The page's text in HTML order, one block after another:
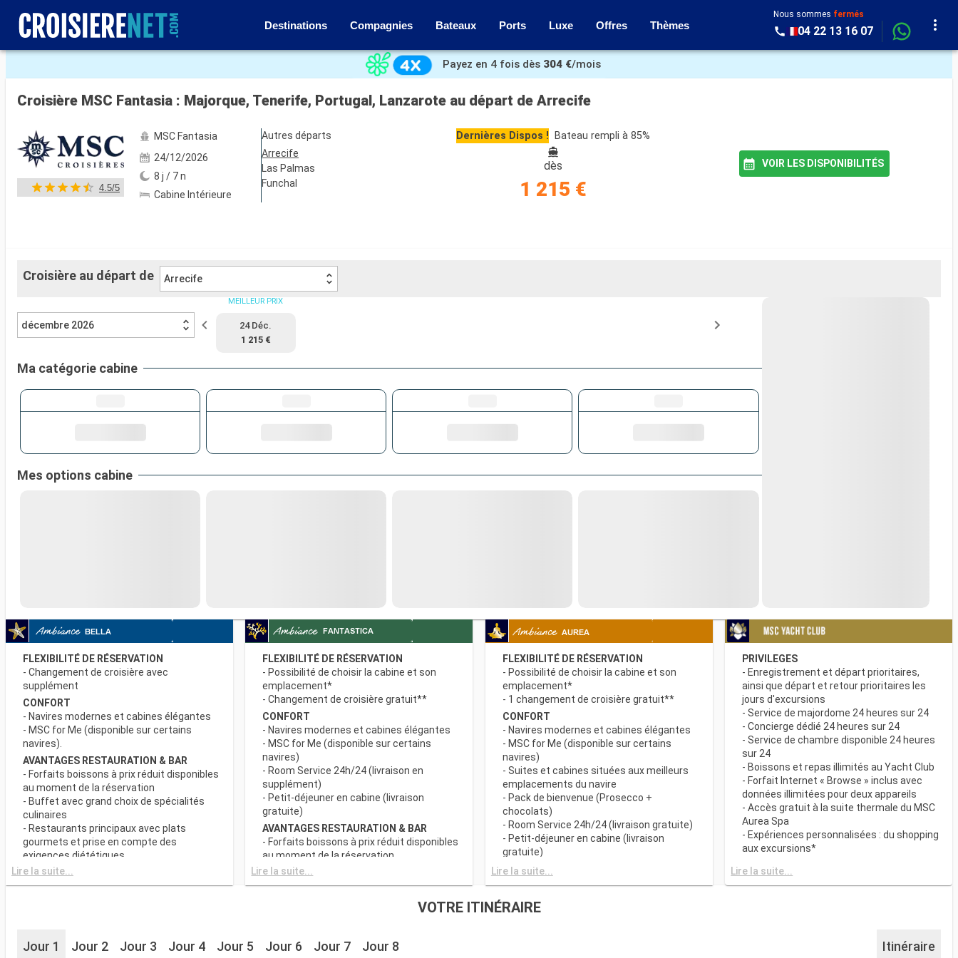
Destinations Compagnies Bateaux Ports Luxe Offres Thèmes
Nous sommes fermés
04 22 13 16 07
Voir les 212 autres photos
Payez en 4 fois dès 304 €/mois
Croisière MSC Fantasia : Majorque, Tenerife, Portugal, Lanzarote au départ de Arrecife
4.5/5
MSC Fantasia
24/12/2026
8 j / 7 n
Cabine Intérieure
Autres départs
Arrecife
Las Palmas
Funchal
Dernières Dispos ! Bateau rempli à 85%
dès
1 215 €
VOIR LES DISPONIBILITÉS
Croisière au départ de Arrecife
décembre 2026
MEILLEUR PRIX
24 Déc.
1 215 €
Ma catégorie cabine
Mes options cabine
FLEXIBILITÉ DE RÉSERVATION
- Changement de croisière avec
supplément
CONFORT
- Navires modernes et cabines élégantes
- MSC for Me (disponible sur certains
navires).
AVANTAGES RESTAURATION & BAR
- Forfaits boissons à prix réduit disponibles
au moment de la réservation
- Buffet avec grand choix de spécialités
culinaires
- Restaurants principaux avec plats
gourmets et prise en compte des
exigences diététiques
SPORT ET DIVERTISSEMENTS
- Programme varié de spectacles de style
- Salle de sport équipée avec vue
panoramique
Lire la suite...
FLEXIBILITÉ DE RÉSERVATION
- Possibilité de choisir la cabine et son
emplacement*
- Changement de croisière gratuit**
CONFORT
- Navires modernes et cabines élégantes
- MSC for Me (disponible sur certains
navires)
- Room Service 24h/24 (livraison en
supplément)
- Petit-déjeuner en cabine (livraison
gratuite)
AVANTAGES RESTAURATION & BAR
- Forfaits boissons à prix réduit disponibles
au moment de la réservation
- Buffet avec grand choix de spécialités
réserve de disponibilité)
Lire la suite...
FLEXIBILITÉ DE RÉSERVATION
- Possibilité de choisir la cabine et son
emplacement*
- 1 changement de croisière gratuit**
CONFORT
- Navires modernes et cabines élégantes
- MSC for Me (disponible sur certains
navires)
- Suites et cabines situées aux meilleurs
emplacements du navire
- Pack de bienvenue (Prosecco +
chocolats)
- Room Service 24h/24 (livraison gratuite)
- Petit-déjeuner en cabine (livraison
gratuite)
AVANTAGES RESTAURATION & BAR
- Buffet avec grand choix de spécialités
Lire la suite...
PRIVILEGES
- Enregistrement et départ prioritaires,
ainsi que départ et retour prioritaires les
jours d'excursions
- Service de majordome 24 heures sur 24
- Concierge dédié 24 heures sur 24
- Service de chambre disponible 24 heures
sur 24
- Boissons et repas illimités au Yacht Club
- Forfait Internet « Browse » inclus avec
données illimitées pour deux appareils
- Accès gratuit à la suite thermale du MSC
Aurea Spa
- Expériences personnalisées : du shopping
aux excursions*
suite
- Autres attentions personnelles : service
- L’expérience la plus récompensée pour le
Lire la suite...
VOTRE ITINÉRAIRE
Jour 1 Jour 2 Jour 3 Jour 4 Jour 5 Jour 6 Jour 7 Jour 8 Itinéraire